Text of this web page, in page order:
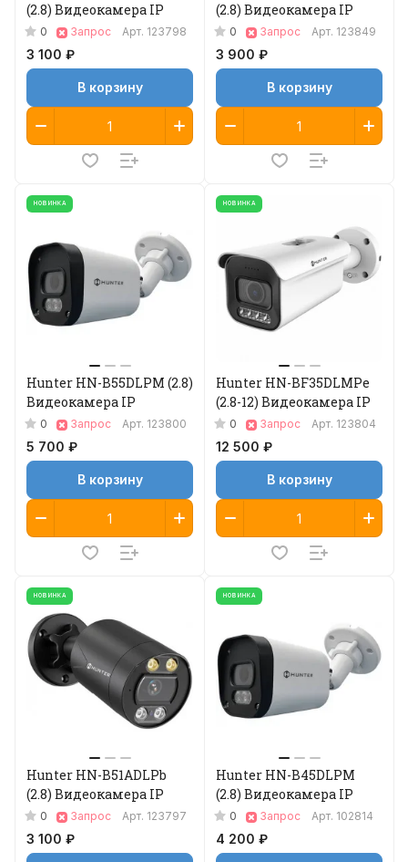
(2.8) Видеокамера IP
0 Запрос Арт. 123798
3 100 ₽
В корзину
(2.8) Видеокамера IP
0 Запрос Арт. 123849
3 900 ₽
В корзину
НОВИНКА
Hunter HN-B55DLPM (2.8)
Видеокамера IP
0 Запрос Арт. 123800
5 700 ₽
В корзину
НОВИНКА
Hunter HN-BF35DLMPe
(2.8-12) Видеокамера IP
0 Запрос Арт. 123804
12 500 ₽
В корзину
НОВИНКА
Hunter HN-B51ADLPb
(2.8) Видеокамера IP
0 Запрос Арт. 123797
3 100 ₽
НОВИНКА
Hunter HN-B45DLPM
(2.8) Видеокамера IP
0 Запрос Арт. 102814
4 200 ₽